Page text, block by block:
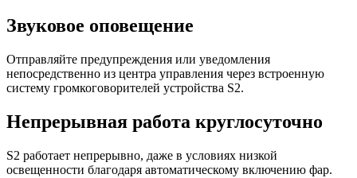
Звуковое оповещение
Отправляйте предупреждения или уведомления
непосредственно из центра управления через встроенную
систему громкоговорителей устройства S2.
Непрерывная работа круглосуточно
S2 работает непрерывно, даже в условиях низкой
освещенности благодаря автоматическому включению фар.